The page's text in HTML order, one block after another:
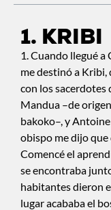
1. KRIBI
1. Cuando llegué
me destinó a
con los sacerdotes
Mandua –de
bakoko–, y
obispo me dijo
Comencé el
se encontraba
habitantes dieron
lugar acababa el